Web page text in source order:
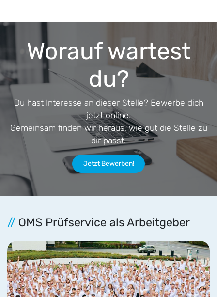
Worauf wartest
du?
Du hast Interesse an dieser Stelle? Bewerbe dich
jetzt online.
Gemeinsam finden wir heraus, wie gut die Stelle zu
dir passt.
Jetzt Bewerben!
// OMS Prüfservice als Arbeitgeber